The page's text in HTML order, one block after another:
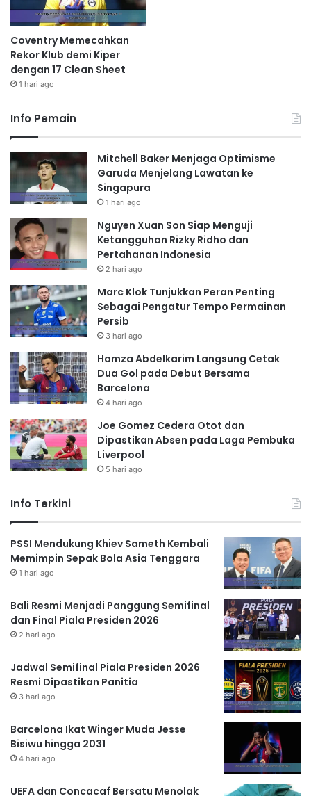
Coventry Memecahkan
Rekor Klub demi Kiper
dengan 17 Clean Sheet
1 hari ago
Info Pemain
Mitchell Baker Menjaga Optimisme
Garuda Menjelang Lawatan ke
Singapura
1 hari ago
Nguyen Xuan Son Siap Menguji
Ketangguhan Rizky Ridho dan
Pertahanan Indonesia
2 hari ago
Marc Klok Tunjukkan Peran Penting
Sebagai Pengatur Tempo Permainan
Persib
3 hari ago
Hamza Abdelkarim Langsung Cetak
Dua Gol pada Debut Bersama
Barcelona
4 hari ago
Joe Gomez Cedera Otot dan
Dipastikan Absen pada Laga Pembuka
Liverpool
5 hari ago
Info Terkini
PSSI Mendukung Khiev Sameth Kembali
Memimpin Sepak Bola Asia Tenggara
1 hari ago
Bali Resmi Menjadi Panggung Semifinal
dan Final Piala Presiden 2026
2 hari ago
Jadwal Semifinal Piala Presiden 2026
Resmi Dipastikan Panitia
3 hari ago
Barcelona Ikat Winger Muda Jesse
Bisiwu hingga 2031
4 hari ago
UEFA dan Concacaf Bersatu Menolak